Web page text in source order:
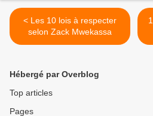
< Les 10 lois à respecter
selon Zack Mwekassa
Hébergé par Overblog
Top articles
Pages